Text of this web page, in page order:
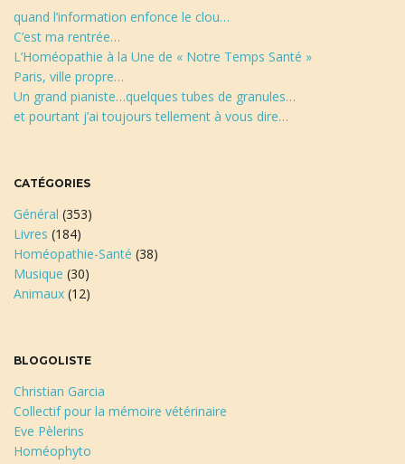
quand l’information enfonce le clou…
C’est ma rentrée…
L’Homéopathie à la Une de « Notre Temps Santé »
Paris, ville propre…
Un grand pianiste…quelques tubes de granules…
et pourtant j’ai toujours tellement à vous dire…
CATÉGORIES
Général (353)
Livres (184)
Homéopathie-Santé (38)
Musique (30)
Animaux (12)
BLOGOLISTE
Christian Garcia
Collectif pour la mémoire vétérinaire
Eve Pèlerins
Homéophyto